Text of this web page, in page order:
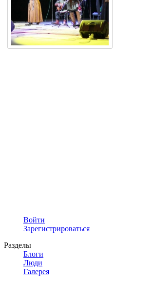
Войти
Зарегистрироваться
Разделы
Блоги
Люди
Галерея